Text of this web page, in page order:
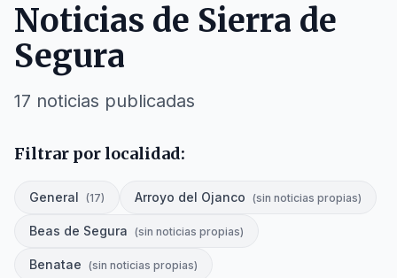
Noticias de Sierra de
Segura
17 noticias publicadas
Filtrar por localidad:
General (17) Arroyo del Ojanco (sin noticias propias)
Beas de Segura (sin noticias propias)
Benatae (sin noticias propias)